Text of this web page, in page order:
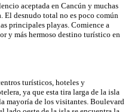
aceptada en Cancún y muchas
El desnudo total no es poco común
principales playas. Comience a
y más hermoso destino turístico en
turísticos, hoteles y
ya que esta tira larga de la isla
mayoría de los visitantes. Boulevard